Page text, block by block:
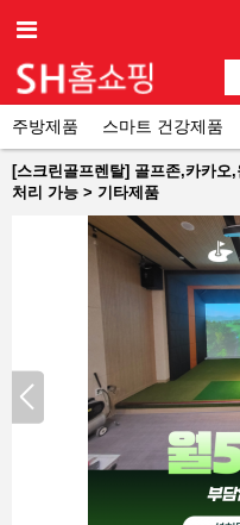
주방제품 스마트 건강제품
[스크린골프렌탈] 골프존,카카오
처리 가능 > 기타제품